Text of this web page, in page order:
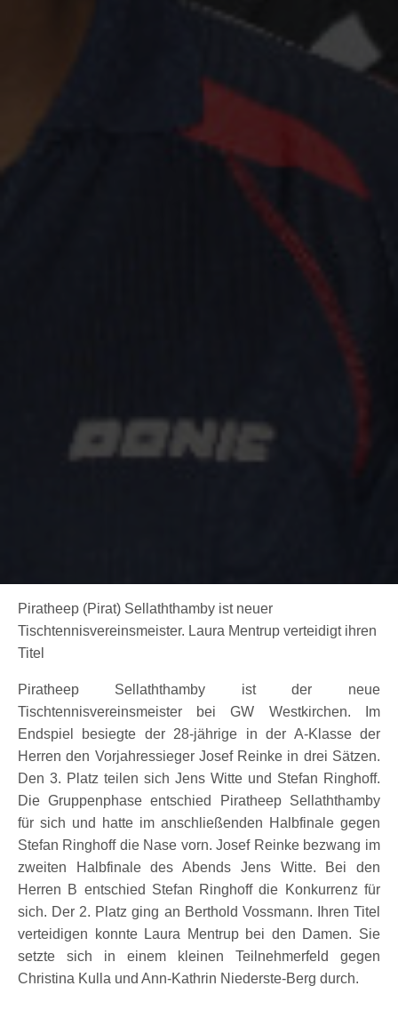
Piratheep (Pirat) Sellaththamby ist neuer
Tischtennisvereinsmeister. Laura Mentrup verteidigt ihren
Titel
Piratheep Sellaththamby ist der neue
Tischtennisvereinsmeister bei GW Westkirchen. Im
Endspiel besiegte der 28-jährige in der A-Klasse der
Herren den Vorjahressieger Josef Reinke in drei Sätzen.
Den 3. Platz teilen sich Jens Witte und Stefan Ringhoff.
Die Gruppenphase entschied Piratheep Sellaththamby
für sich und hatte im anschließenden Halbfinale gegen
Stefan Ringhoff die Nase vorn. Josef Reinke bezwang im
zweiten Halbfinale des Abends Jens Witte. Bei den
Herren B entschied Stefan Ringhoff die Konkurrenz für
sich. Der 2. Platz ging an Berthold Vossmann. Ihren Titel
verteidigen konnte Laura Mentrup bei den Damen. Sie
setzte sich in einem kleinen Teilnehmerfeld gegen
Christina Kulla und Ann-Kathrin Niederste-Berg durch.